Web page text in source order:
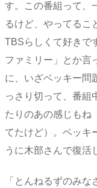
す。この番組って、
るけど、やってるこ
TBSらしくて好きで
ファミリー」とか言
に、いざベッキー問
っさり切って、番組
たりのあの感じもね
てたけど）。ベッキ
うに木部さんで復活
「とんねるずのみ